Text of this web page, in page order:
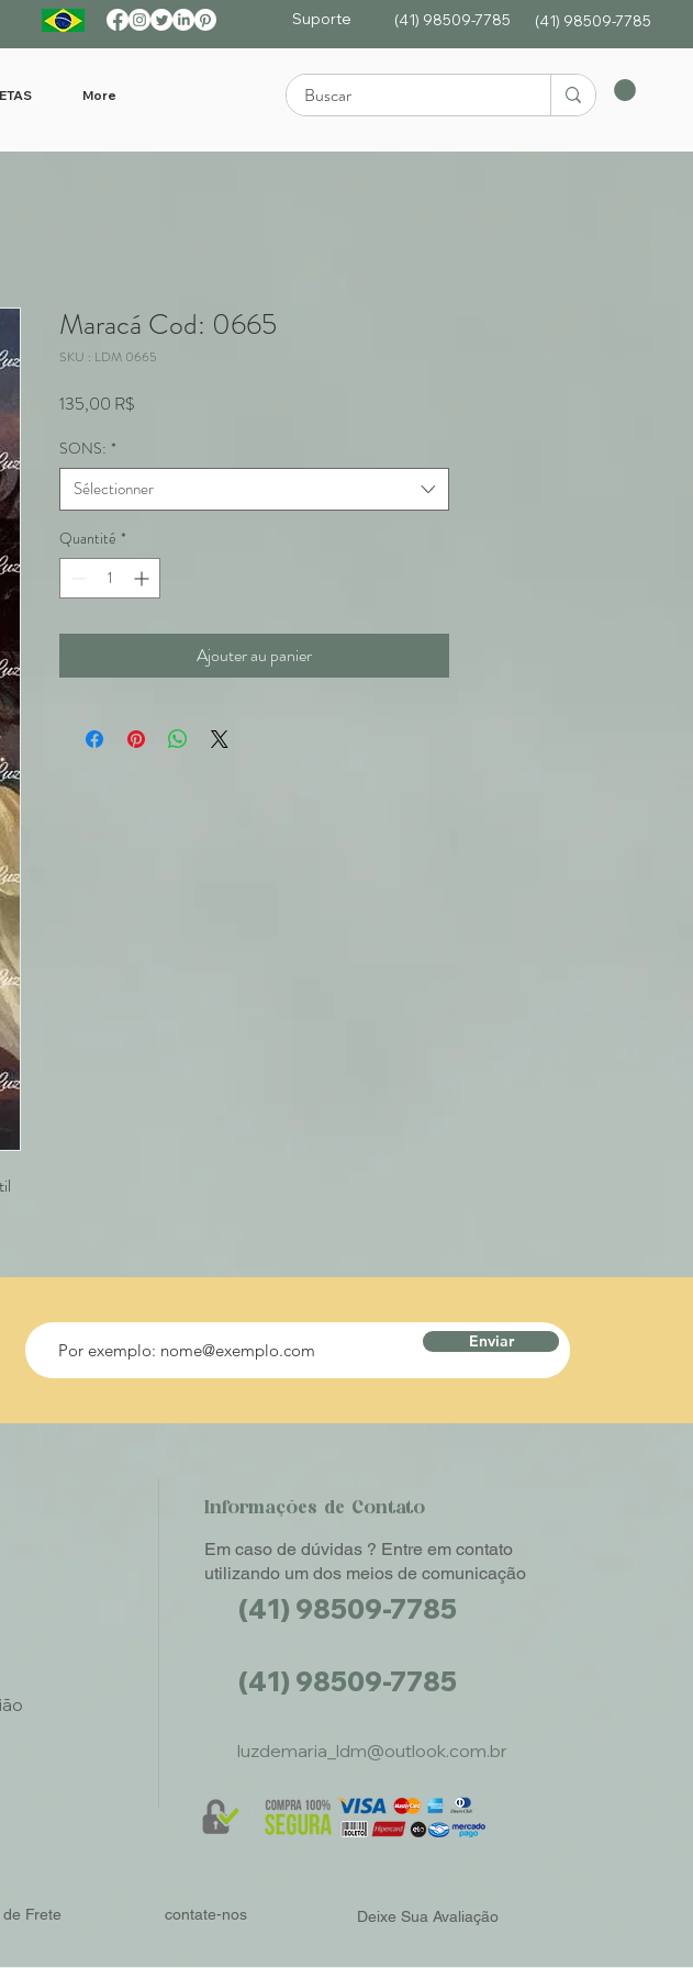
Suporte (41) 98509-7785 (41) 98509-7785
More
Maracá Cod: 0665
SKU : LDM 0665
135,00 R$
SONS: *
Sélectionner
Quantité *
Ajouter au panier
Enviar
Informações de Contato
Em caso de dúvidas ? Entre em contato
utilizando um dos meios de comunicação
(41) 98509-7785
(41) 98509-7785
luzdemaria_ldm@outlook.com.br
de Frete contate-nos Deixe Sua Avaliação